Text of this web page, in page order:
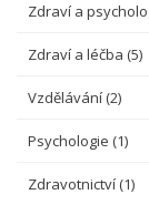
Zdraví a
Zdraví a léčba (5)
Vzdělávání (2)
Psychologie (1)
Zdravotnictví (1)